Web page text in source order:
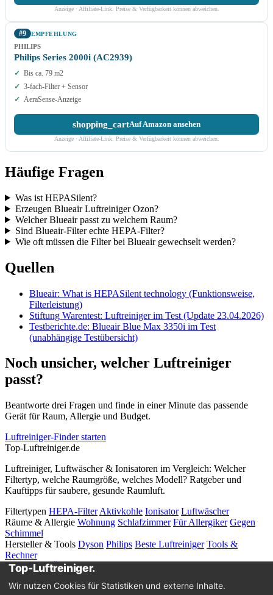
Anzeige · Affiliate-Link. Preise & Verfügbarkeit können abweichen.
#9 EMPFEHLUNG
PHILIPS
Philips Series 2000i (AC2939)
Bis ca. 79 m2
3-fach-Filter + Sensor
AeraSense-Anzeige
shopping_cartAuf Amazon ansehen
Anzeige · Affiliate-Link. Preise & Verfügbarkeit können abweichen.
Häufige Fragen
Was ist HEPASilent?
Erzeugen Blueair Luftreiniger Ozon?
Welcher Blueair passt zu welchem Raum?
Sind Blueair-Filter echte HEPA-Filter?
Wie oft müssen die Filter bei Blueair gewechselt werden?
Quellen
Blueair: What is HEPASilent technology (Funktionsweise,
Filterleistung)
Stiftung Warentest: Luftreiniger im Test (Update 23.04.2026)
Testberichte.de: Blueair Blue Max 3350i im Test
(unabhängige Testübersicht)
Noch unsicher, welcher Luftreiniger
passt?
Beantworte drei Fragen und finde in einer Minute das passende
Gerät für Raum, Allergie und Budget.
Luftreiniger-Finder starten
Top-Luftreiniger.de
Luftreiniger, Luftwäscher & Ionisatoren im Vergleich: Welcher
Filtertyp, welche Raumgröße, welches Modell? Ratgeber und
Kauftipps für saubere, gesunde Raumluft.
Filtertypen HEPA-Filter Aktivkohle Ionisator Luftwäscher
Räume & Allergie Wohnung Schlafzimmer Für Allergiker Gegen
Schimmel
Hersteller & Tools Dyson Philips Beste Luftreiniger Tools &
Rechner
Rechtliches Über uns Impressum
© 2026 Top-Luftreiniger.de. Als Amazon-Partner verdienen wir an
Wir nutzen Cookies für Statistiken und externe Inhalte.